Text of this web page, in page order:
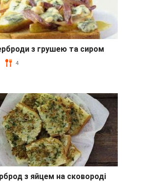
з грушею та сиром
4
з яйцем на сковороді